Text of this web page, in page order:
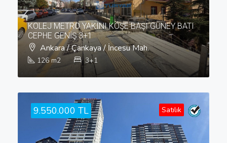
KOLEJ METRO YAKINI KÖŞE BAŞI GÜNEY BATI
CEPHE GENİŞ 3+1
126 m2 3+1
Ankara / Çankaya / İncesu Mah.
9.550.000 TL Satılık